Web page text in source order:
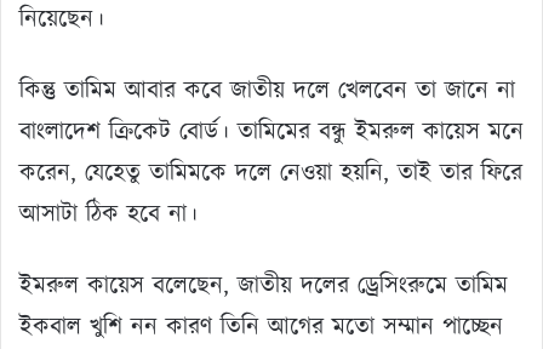
নিয়েছেন।
কিন্তু তামিম আবার কবে জাতীয় দলে খেলবেন তা জানে না
বাংলাদেশ ক্রিকেট বোর্ড। তামিমের বন্ধু ইমরুল কায়েস মনে
করেন, যেহেতু তামিমকে দলে নেওয়া হয়নি, তাই তার ফিরে
আসাটা ঠিক হবে না।
ইমরুল কায়েস বলেছেন, জাতীয় দলের ড্রেসিংরুমে তামিম
ইকবাল খুশি নন কারণ তিনি আগের মতো সম্মান পাচ্ছেন